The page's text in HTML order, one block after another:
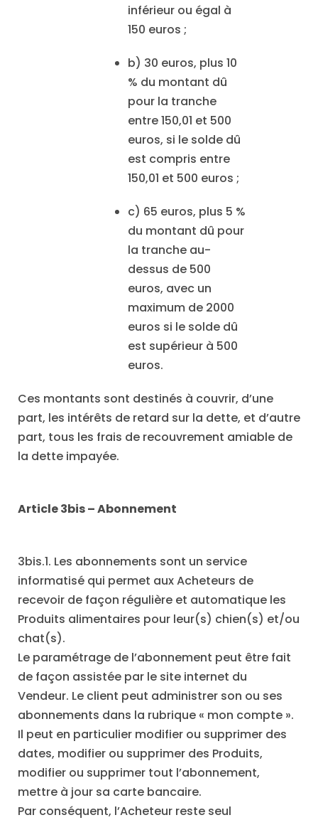
inférieur ou égal à
150 euros ;
b) 30 euros, plus 10
% du montant dû
pour la tranche
entre 150,01 et 500
euros, si le solde dû
est compris entre
150,01 et 500 euros ;
c) 65 euros, plus 5 %
du montant dû pour
la tranche au-
dessus de 500
euros, avec un
maximum de 2000
euros si le solde dû
est supérieur à 500
euros.
Ces montants sont destinés à couvrir, d’une
part, les intérêts de retard sur la dette, et d’autre
part, tous les frais de recouvrement amiable de
la dette impayée.
Article 3bis–Abonnement
3bis.1. Les abonnements sont un service
informatisé qui permet aux Acheteurs de
recevoir de façon régulière et automatique les
Produits alimentaires pour leur(s) chien(s) et/ou
chat(s).
Le paramétrage de l’abonnement peut être fait
de façon assistée par le site internet du
Vendeur. Le client peut administrer son ou ses
abonnements dans la rubrique « mon compte ».
Il peut en particulier modifier ou supprimer des
dates, modifier ou supprimer des Produits,
modifier ou supprimer tout l’abonnement,
mettre à jour sa carte bancaire.
Par conséquent, l’Acheteur reste seul